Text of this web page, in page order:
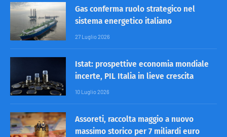
Gas conferma ruolo strategico nel
sistema energetico italiano
27 Luglio 2026
Istat: prospettive economia mondiale
incerte, PIL Italia in lieve crescita
10 Luglio 2026
Assoreti, raccolta maggio a nuovo
massimo storico per 7 miliardi euro